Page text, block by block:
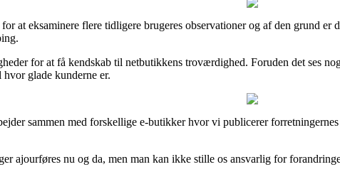
at eksaminere flere tidligere brugeres observationer og af den grund
for at få kendskab til netbutikkens troværdighed. Foruden det ses
glade kunderne er.
sammen med forskellige e-butikker hvor vi publicerer
ajourføres nu og da, men man kan ikke stille os ansvarlig for